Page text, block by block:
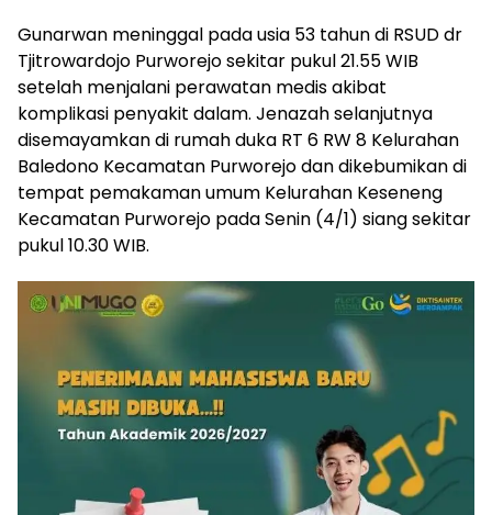
Gunarwan meninggal pada usia 53 tahun di RSUD dr
Tjitrowardojo Purworejo sekitar pukul 21.55 WIB
setelah menjalani perawatan medis akibat
komplikasi penyakit dalam. Jenazah selanjutnya
disemayamkan di rumah duka RT 6 RW 8 Kelurahan
Baledono Kecamatan Purworejo dan dikebumikan di
tempat pemakaman umum Kelurahan Keseneng
Kecamatan Purworejo pada Senin (4/1) siang sekitar
pukul 10.30 WIB.